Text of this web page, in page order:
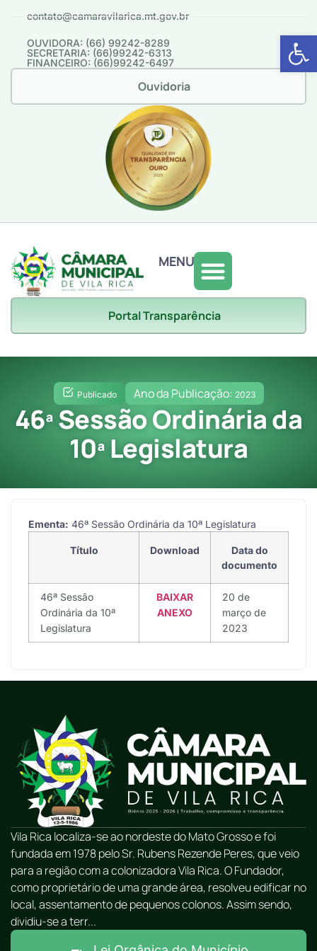
Abrir
contato@camaravilarica.mt.gov.br
OUVIDORA: (66) 99242-8289
SECRETARIA: (66)99242-6313
FINANCEIRO: (66)99242-6497
Ouvidoria
MENU
Portal Transparência
Publicado Ano da Publicação: 2023
46ª Sessão Ordinária da
10ª Legislatura
Ementa: 46ª Sessão Ordinária da 10ª Legislatura
Título Download
Data do
documento
46ª Sessão
Ordinária da 10ª
Legislatura
BAIXAR
ANEXO
20 de
março de
2023
Vila Rica localiza-se ao nordeste do Mato Grosso e foi
fundada em 1978 pelo Sr. Rubens Rezende Peres, que veio
para a região com a colonizadora Vila Rica. O Fundador,
como proprietário de uma grande área, resolveu edificar no
local, assentamento de pequenos colonos. Assim sendo,
dividiu-se a terr...